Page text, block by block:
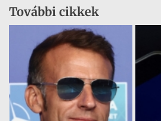
További cikkek